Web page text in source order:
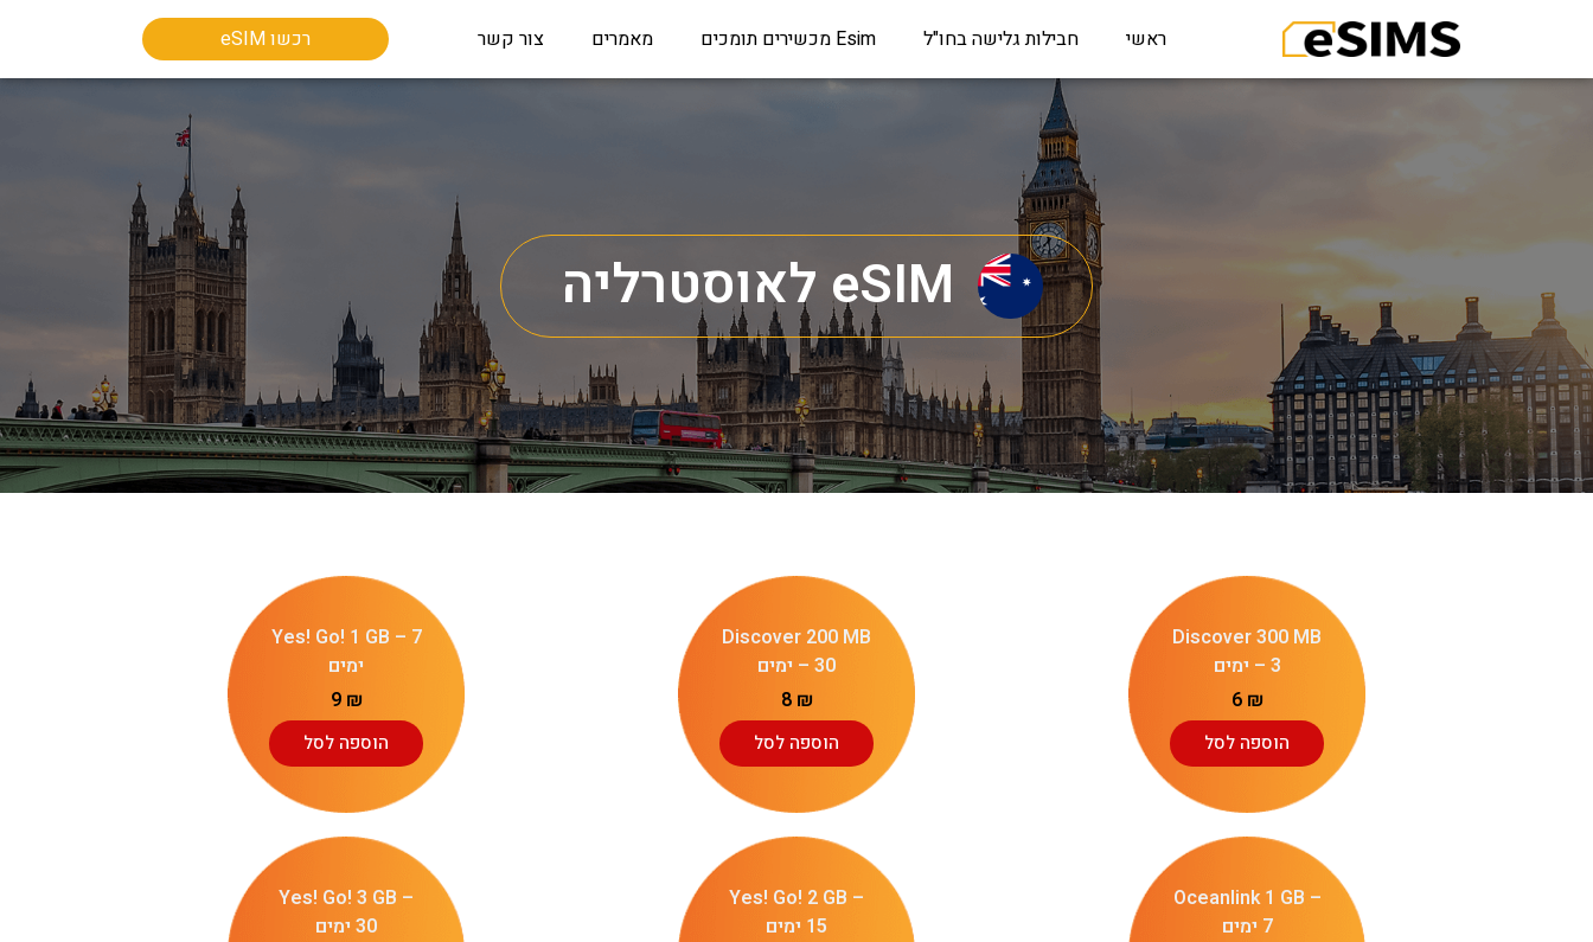
ראשי חבילות גלישה בחו"ל Esim מכשירים תומכים מאמרים צור קשר רכשו eSIM
eSIM לאוסטרליה
Discover 300 MB
– 3 ימים
6 ₪
הוספה לסל
Discover 200 MB
– 30 ימים
8 ₪
הוספה לסל
Yes! Go! 1 GB – 7
ימים
9 ₪
הוספה לסל
Oceanlink 1 GB –
7 ימים
Yes! Go! 2 GB –
15 ימים
Yes! Go! 3 GB –
30 ימים